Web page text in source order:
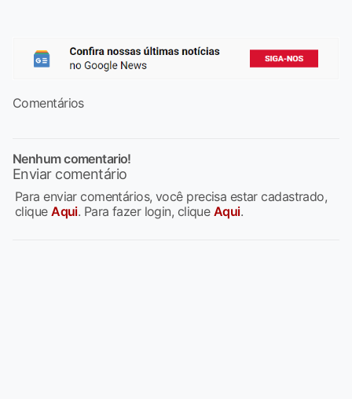
Comentários
Nenhum comentario!
Enviar comentário
Para enviar comentários, você precisa estar cadastrado,
cliqueAqui. Para fazer login, clique Aqui.